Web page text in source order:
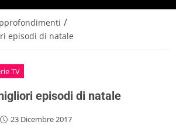
/
episodi di natale
TV
episodi di natale
23 Dicembre 2017